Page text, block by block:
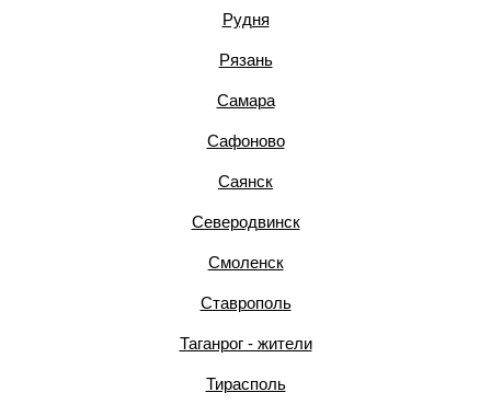
Рудня
Рязань
Самара
Сафоново
Саянск
Северодвинск
Смоленск
Ставрополь
Таганрог - жители
Тирасполь